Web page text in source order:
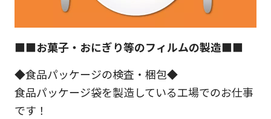
■■お菓子・おにぎり等のフィルムの製造■■
◆食品パッケージの検査・梱包◆
食品パッケージ袋を製造している工場でのお仕事
です！